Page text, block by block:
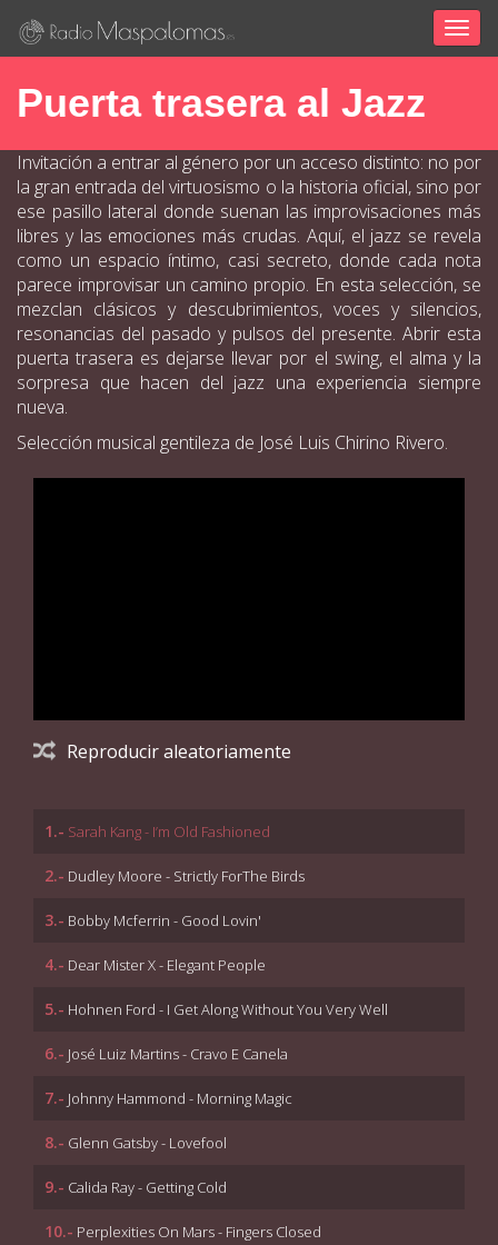
Puerta trasera al Jazz
Invitación a entrar al género por un acceso distinto: no por
la gran entrada del virtuosismo o la historia oficial, sino por
ese pasillo lateral donde suenan las improvisaciones más
libres y las emociones más crudas. Aquí, el jazz se revela
como un espacio íntimo, casi secreto, donde cada nota
parece improvisar un camino propio. En esta selección, se
mezclan clásicos y descubrimientos, voces y silencios,
resonancias del pasado y pulsos del presente. Abrir esta
puerta trasera es dejarse llevar por el swing, el alma y la
sorpresa que hacen del jazz una experiencia siempre
nueva.
Selección musical gentileza de José Luis Chirino Rivero.
Reproducir aleatoriamente
1.- Sarah Kang - I’m Old Fashioned
2.- Dudley Moore - Strictly ForThe Birds
3.- Bobby Mcferrin - Good Lovin'
4.- Dear Mister X - Elegant People
5.- Hohnen Ford - I Get Along Without You Very Well
6.- José Luiz Martins - Cravo E Canela
7.- Johnny Hammond - Morning Magic
8.- Glenn Gatsby - Lovefool
9.- Calida Ray - Getting Cold
10.- Perplexities On Mars - Fingers Closed